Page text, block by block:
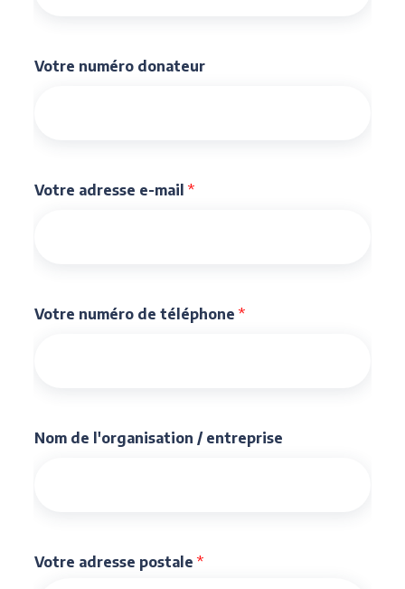
Votre numéro donateur
Votre adresse e-mail *
Votre numéro de téléphone *
Nom de l'organisation / entreprise
Votre adresse postale *